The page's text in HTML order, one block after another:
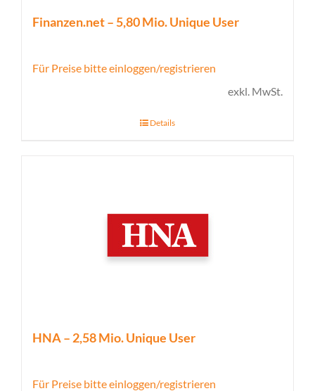
Finanzen.net – 5,80 Mio. Unique User
Für Preise bitte einloggen/registrieren
exkl. MwSt.
Details
HNA – 2,58 Mio. Unique User
Für Preise bitte einloggen/registrieren